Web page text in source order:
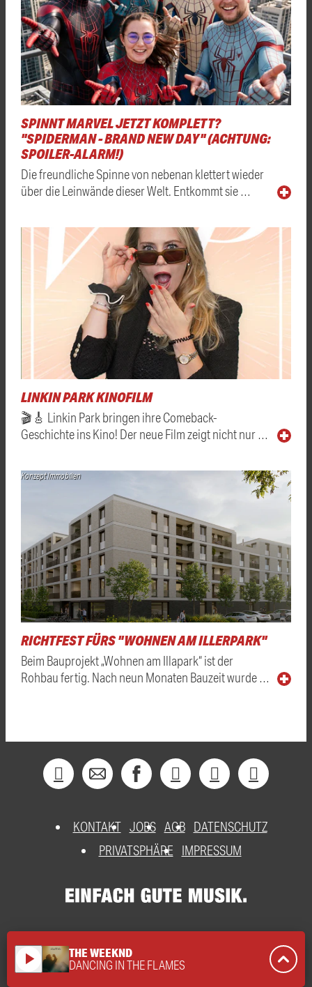
SPINNT MARVEL JETZT KOMPLETT?
"SPIDERMAN - BRAND NEW DAY" (ACHTUNG:
SPOILER-ALARM!)
Die freundliche Spinne von nebenan klettert wieder
über die Leinwände dieser Welt. Entkommt sie …
LINKIN PARK KINOFILM
🎬🎸 Linkin Park bringen ihre Comeback-
Geschichte ins Kino! Der neue Film zeigt nicht nur …
Konzept Immobilien
RICHTFEST FÜRS "WOHNEN AM ILLERPARK"
Beim Bauprojekt „Wohnen am Illapark“ ist der
Rohbau fertig. Nach neun Monaten Bauzeit wurde …
KONTAKT JOBS AGB DATENSCHUTZ
PRIVATSPHÄRE
IMPRESSUM
play_arrow THE WEEKND
DANCING IN THE FLAMES